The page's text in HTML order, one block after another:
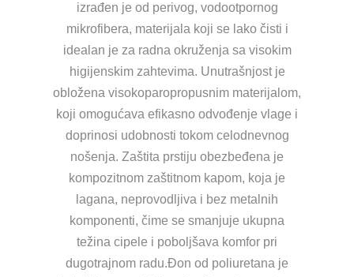
izrađen je od perivog, vodootpornog
mikrofibera, materijala koji se lako čisti i
idealan je za radna okruženja sa visokim
higijenskim zahtevima. Unutrašnjost je
obložena visokoparopropusnim materijalom,
koji omogućava efikasno odvođenje vlage i
doprinosi udobnosti tokom celodnevnog
nošenja. Zaštita prstiju obezbeđena je
kompozitnom zaštitnom kapom, koja je
lagana, neprovodljiva i bez metalnih
komponenti, čime se smanjuje ukupna
težina cipele i poboljšava komfor pri
dugotrajnom radu.Đon od poliuretana je